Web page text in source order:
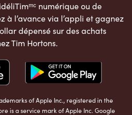
numérique ou de
à l’avance via l’appli et gagnez
dépensé sur des achats
Tim Hortons.
of Apple Inc., registered in the
is a service mark of Apple Inc. Google